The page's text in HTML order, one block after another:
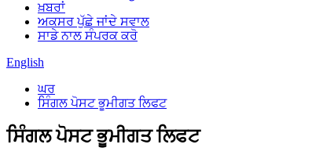
ਖ਼ਬਰਾਂ
ਅਕਸਰ ਪੁੱਛੇ ਜਾਂਦੇ ਸਵਾਲ
ਸਾਡੇ ਨਾਲ ਸੰਪਰਕ ਕਰੋ
English
ਘਰ
ਸਿੰਗਲ ਪੋਸਟ ਭੂਮੀਗਤ ਲਿਫਟ
ਸਿੰਗਲ ਪੋਸਟ ਭੂਮੀਗਤ ਲਿਫਟ